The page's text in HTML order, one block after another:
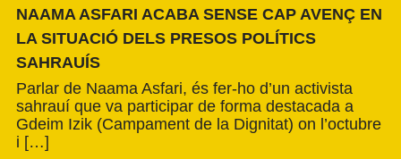
NAAMA ASFARI ACABA SENSE CAP AVENÇ EN
LA SITUACIÓ DELS PRESOS POLÍTICS
SAHRAUÍS
Parlar de Naama Asfari, és fer-ho d’un activista
sahrauí que va participar de forma destacada a
Gdeim Izik (Campament de la Dignitat) on l’octubre
i […]